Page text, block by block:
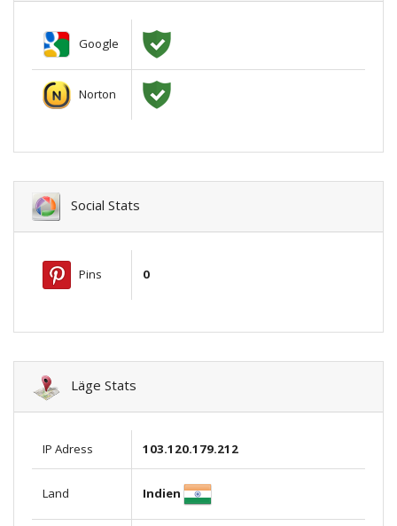
Google
Norton
Social Stats
Pins 0
Läge Stats
IP Adress 103.120.179.212
Land Indien